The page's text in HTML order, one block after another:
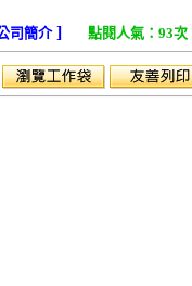
司簡介] 點閱人氣：93次